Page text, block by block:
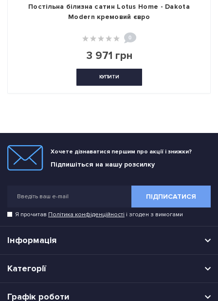
Постільна білизна сатин Lotus Home - Dakota
Modern кремовий євро
0
3 971 грн
КУПИТИ
Хочете дізнаватися першим про акції і знижки?
Підпишіться на нашу розсилку
ПІДПИСАТИСЯ
Я прочитав Політика конфіденційності і згоден з вимогами
Інформація
Категорії
Графік роботи